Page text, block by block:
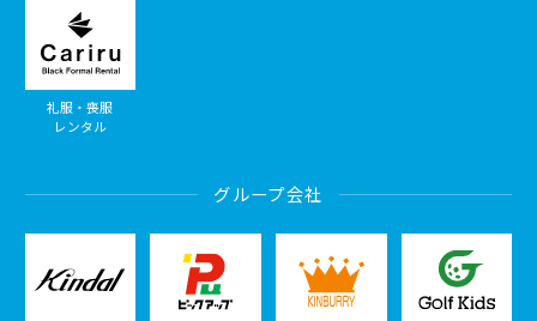
礼服・喪服
レンタル
グループ会社